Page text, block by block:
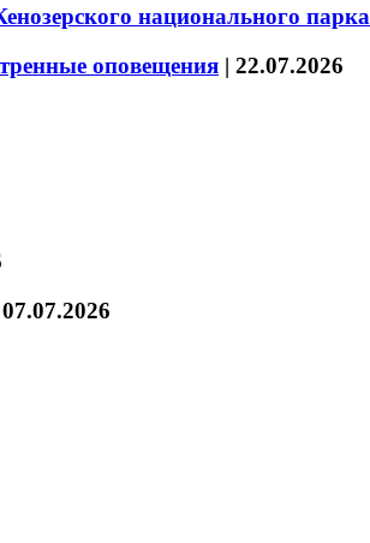
национального парка
оповещения | 22.07.2026
07.07.2026